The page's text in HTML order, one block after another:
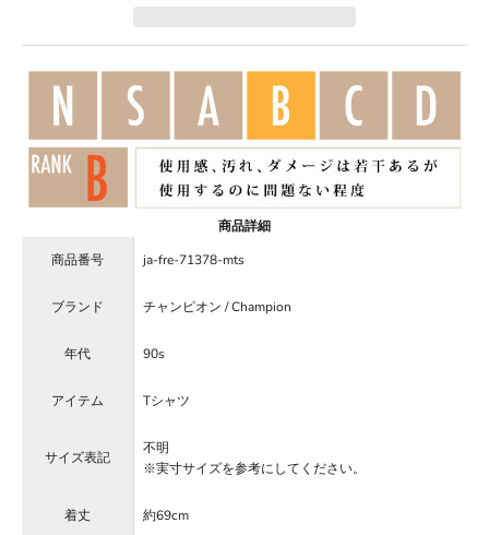
商品詳細
商品番号
ja-fre-71378-mts
ブランド チャンピオン / Champion
年代 90s
アイテム Tシャツ
サイズ表記
不明
※実寸サイズを参考にしてください。
着丈 約69cm